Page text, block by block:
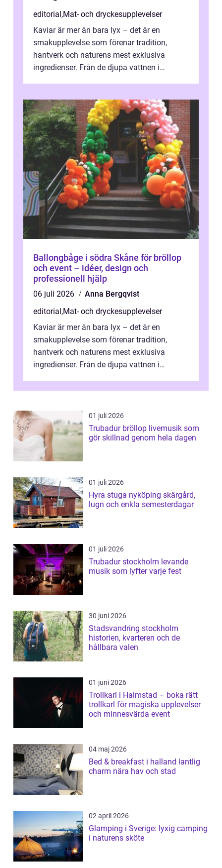
editorial,Mat- och dryckesupplevelser
Kaviar är mer än bara lyx – det är en
smakupplevelse som förenar tradition,
hantverk och naturens mest exklusiva
ingredienser. Från de djupa vattnen i
Ballongbåge i södra Skåne för bröllop
och event – idéer, design och
professionell hjälp
06 juli 2026
Anna Bergqvist
editorial,Mat- och dryckesupplevelser
Kaviar är mer än bara lyx – det är en
smakupplevelse som förenar tradition,
hantverk och naturens mest exklusiva
ingredienser. Från de djupa vattnen i
01 juli 2026
Trubadur bröllop livemusik som
gör skillnad genom hela dagen
01 juli 2026
Hyra stuga nyköping skärgård,
lugn och enkla semesterdagar
01 juli 2026
Trubadur stockholm levande
musik som lyfter varje fest
30 juni 2026
Stadsvandring stockholm
historien, kvarteren och de
hållbara valen
01 juni 2026
Trollkarl i Halmstad – boka rätt
trollkarl för magiska upplevelser
och minnesvärda event
04 maj 2026
Bed & breakfast i halland lantlig
charm nära hav och stad
02 april 2026
Glamping i Sverige: lyxig camping
i naturens sköte